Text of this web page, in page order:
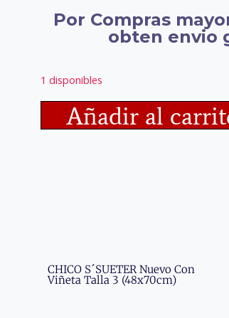
Por Compras
obten envio
1 disponibles
Añadir al
CHICO S´SUETER Nuevo Con
Viñeta Talla 3 (48x70cm)